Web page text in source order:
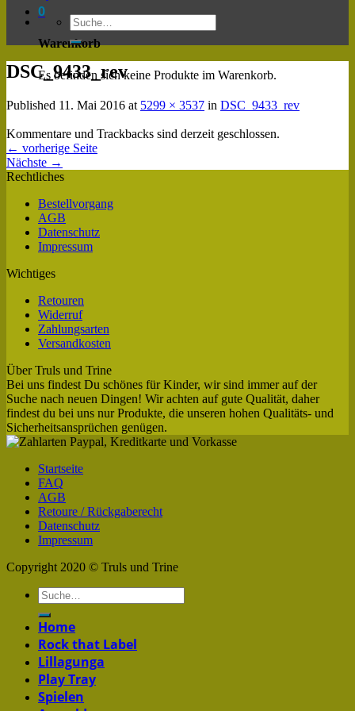
0
Warenkorb
Es befinden sich keine Produkte im Warenkorb.
DSC_9433_rev
Published 11. Mai 2016 at 5299 × 3537 in DSC_9433_rev
Kommentare und Trackbacks sind derzeit geschlossen.
← vorherige Seite
Nächste →
Rechtliches
Bestellvorgang
AGB
Datenschutz
Impressum
Wichtiges
Retouren
Widerruf
Zahlungsarten
Versandkosten
Über Truls und Trine
Bei uns findest Du schönes für Kinder, wir sind immer auf der
Suche nach neuen Dingen! Wir achten auf gute Qualität, daher
findest du bei uns nur Produkte, die unseren hohen Qualitäts- und
Sicherheitsansprüchen genügen.
Startseite
FAQ
AGB
Retoure / Rückgaberecht
Datenschutz
Impressum
Copyright 2020 © Truls und Trine
Home
Rock that Label
Lillagunga
Play Tray
Spielen